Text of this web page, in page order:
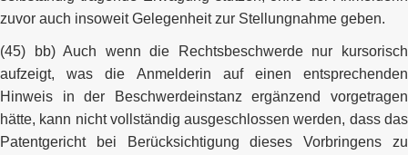
zuvor auch insoweit Gelegenheit zur Stellungnahme geben.
(45) bb) Auch wenn die Rechtsbeschwerde nur kursorisch
aufzeigt, was die Anmelderin auf einen entsprechenden
Hinweis in der Beschwerdeinstanz ergänzend vorgetragen
hätte, kann nicht vollständig ausgeschlossen werden, dass das
Patentgericht bei Berücksichtigung dieses Vorbringens zu